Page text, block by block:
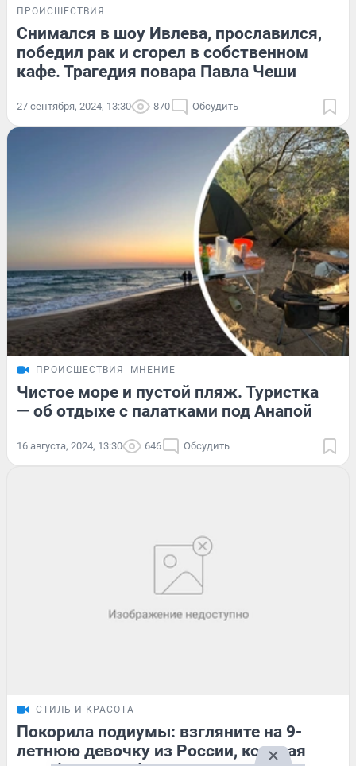
ПРОИСШЕСТВИЯ
Снимался в шоу Ивлева, прославился,
победил рак и сгорел в собственном
кафе. Трагедия повара Павла Чеши
27 сентября, 2024, 13:30 870 Обсудить
ПРОИСШЕСТВИЯ МНЕНИЕ
Чистое море и пустой пляж. Туристка
— об отдыхе с палатками под Анапой
16 августа, 2024, 13:30 646 Обсудить
СТИЛЬ И КРАСОТА
Покорила подиумы: взгляните на 9-
летнюю девочку из России, которая